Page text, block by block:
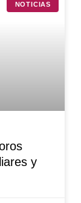
NOTICIAS
y